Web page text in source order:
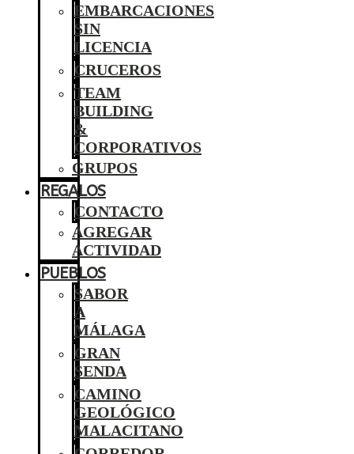
EMBARCACIONES
SIN
LICENCIA
CRUCEROS
TEAM
BUILDING
&
CORPORATIVOS
GRUPOS
REGALOS
CONTACTO
AGREGAR
ACTIVIDAD
PUEBLOS
SABOR
A
MÁLAGA
GRAN
SENDA
CAMINO
GEOLÓGICO
MALACITANO